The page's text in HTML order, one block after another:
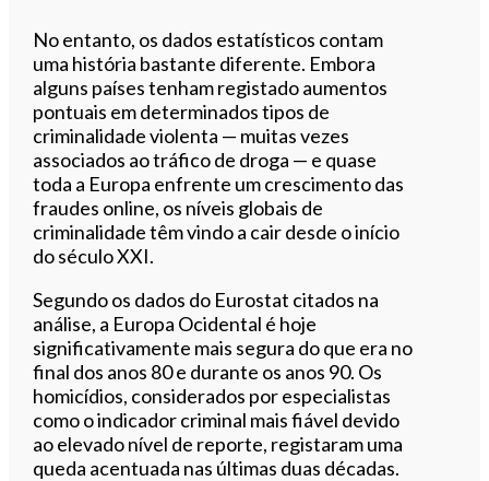
No entanto, os dados estatísticos contam
uma história bastante diferente. Embora
alguns países tenham registado aumentos
pontuais em determinados tipos de
criminalidade violenta — muitas vezes
associados ao tráfico de droga — e quase
toda a Europa enfrente um crescimento das
fraudes online, os níveis globais de
criminalidade têm vindo a cair desde o início
do século XXI.
Segundo os dados do Eurostat citados na
análise, a Europa Ocidental é hoje
significativamente mais segura do que era no
final dos anos 80 e durante os anos 90. Os
homicídios, considerados por especialistas
como o indicador criminal mais fiável devido
ao elevado nível de reporte, registaram uma
queda acentuada nas últimas duas décadas.